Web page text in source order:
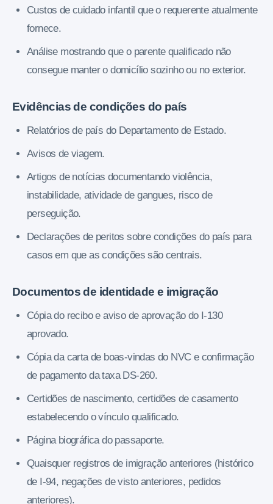
Custos de cuidado infantil que o requerente atualmente
fornece.
Análise mostrando que o parente qualificado não
consegue manter o domicílio sozinho ou no exterior.
Evidências de condições do país
Relatórios de país do Departamento de Estado.
Avisos de viagem.
Artigos de notícias documentando violência,
instabilidade, atividade de gangues, risco de
perseguição.
Declarações de peritos sobre condições do país para
casos em que as condições são centrais.
Documentos de identidade e imigração
Cópia do recibo e aviso de aprovação do I-130
aprovado.
Cópia da carta de boas-vindas do NVC e confirmação
de pagamento da taxa DS-260.
Certidões de nascimento, certidões de casamento
estabelecendo o vínculo qualificado.
Página biográfica do passaporte.
Quaisquer registros de imigração anteriores (histórico
de I-94, negações de visto anteriores, pedidos
anteriores).